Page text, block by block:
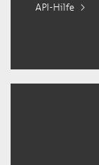
API-Hilfe